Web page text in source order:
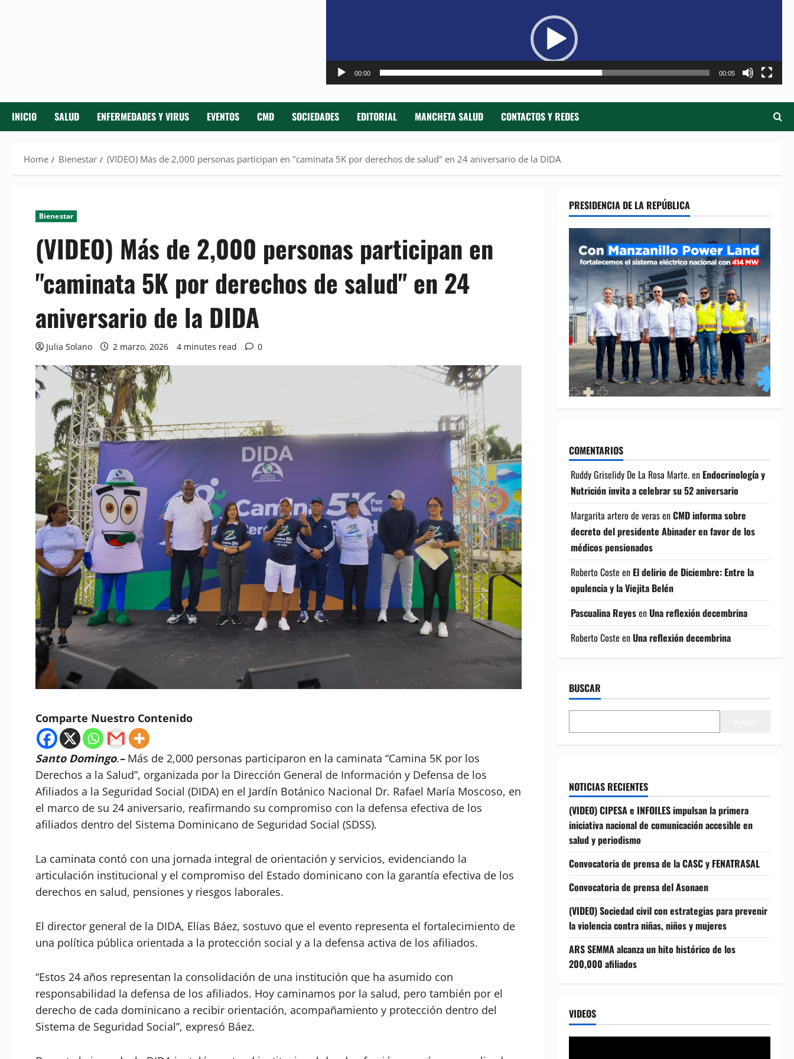
00:00 00:05
INICIO SALUD ENFERMEDADES Y VIRUS EVENTOS CMD SOCIEDADES EDITORIAL MANCHETA SALUD CONTACTOS Y REDES
Home Bienestar (VIDEO) Más de 2,000 personas participan en "caminata 5K por derechos de salud" en 24 aniversario de la DIDA
Bienestar
(VIDEO) Más de 2,000 personas participan en
"caminata 5K por derechos de salud" en 24
aniversario de la DIDA
Julia Solano 2 marzo, 2026 4 minutes read 0
Comparte Nuestro Contenido
Santo Domingo.–Más de 2,000 personas participaron en la caminata “Camina 5K por los
Derechos a la Salud”, organizada por la Dirección General de Información y Defensa de los
Afiliados a la Seguridad Social (DIDA) en el Jardín Botánico Nacional Dr. Rafael María Moscoso, en
el marco de su 24 aniversario, reafirmando su compromiso con la defensa efectiva de los
afiliados dentro del Sistema Dominicano de Seguridad Social (SDSS).
La caminata contó con una jornada integral de orientación y servicios, evidenciando la
articulación institucional y el compromiso del Estado dominicano con la garantía efectiva de los
derechos en salud, pensiones y riesgos laborales.
El director general de la DIDA, Elías Báez, sostuvo que el evento representa el fortalecimiento de
una política pública orientada a la protección social y a la defensa activa de los afiliados.
“Estos 24 años representan la consolidación de una institución que ha asumido con
responsabilidad la defensa de los afiliados. Hoy caminamos por la salud, pero también por el
derecho de cada dominicano a recibir orientación, acompañamiento y protección dentro del
Sistema de Seguridad Social”, expresó Báez.
PRESIDENCIA DE LA REPÚBLICA
COMENTARIOS
Ruddy Griselidy De La Rosa Marte.en Endocrinología y
Nutrición invita a celebrar su 52 aniversario
Margarita artero de verasenCMD informa sobre
decreto del presidente Abinader en favor de los
médicos pensionados
Roberto Coste en El delirio de Diciembre: Entre la
opulencia y la Viejita Belén
Pascualina ReyesenUna reflexión decembrina
Roberto Coste enUna reflexión decembrina
BUSCAR
NOTICIAS RECIENTES
(VIDEO) CIPESA e INFOILES impulsan la primera
iniciativa nacional de comunicación accesible en
salud y periodismo
Convocatoria de prensa de la CASC y FENATRASAL
Convocatoria de prensa del Asonaen
(VIDEO) Sociedad civil con estrategias para prevenir
la violencia contra niñas, niños y mujeres
ARS SEMMA alcanza un hito histórico de los
200,000 afiliados
VIDEOS